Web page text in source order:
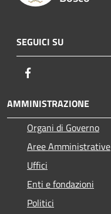
SEGUICI SU
AMMINISTRAZIONE
Organi di Governo
Aree Amministrative
Uffici
Enti e fondazioni
Politici